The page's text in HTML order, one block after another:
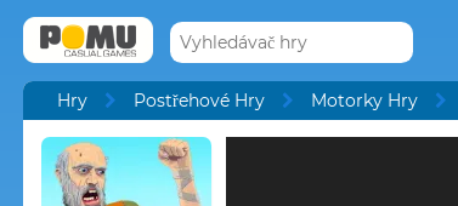
Hry Postřehové Hry Motorky Hry